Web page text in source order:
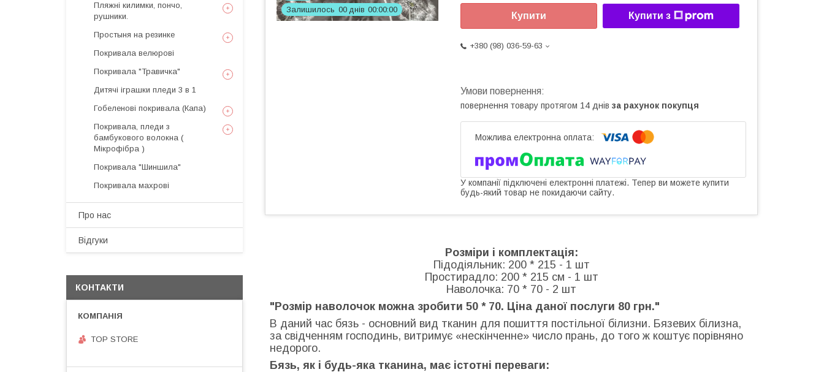
Залишилось 00 днів 00 00 00
Купити Купити з
+380 (98) 036-59-63
повернення товару протягом 14 днів за рахунок покупця
У компанії підключені електронні платежі. Тепер ви можете купити
будь-який товар не покидаючи сайту.
Розміри і комплектація:
Підодіяльник: 200 * 215 - 1 шт
Простирадло: 200 * 215 см - 1 шт
Наволочка: 70 * 70 - 2 шт
"Розмір наволочок можна зробити 50 * 70. Ціна даної послуги 80 грн."
В даний час бязь - основний вид тканин для пошиття постільної білизни. Бязевих білизна,
за свідченням господинь, витримує «нескінченне» число прань, до того ж коштує порівняно
недорого.
Бязь, як і будь-яка тканина, має істотні переваги:
Пляжні килимки, пончо,
рушники.
Простыня на резинке
Покривала велюрові
Покривала "Травичка"
Дитячі іграшки пледи 3 в 1
Гобеленові покривала (Капа)
Покривала, пледи з
бамбукового волокна (
Мікрофібра )
Покривала "Шиншила"
Покривала махрові
Про нас
Відгуки
КОНТАКТИ
TOP STORE